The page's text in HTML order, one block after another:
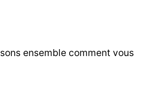
ensemble comment vous